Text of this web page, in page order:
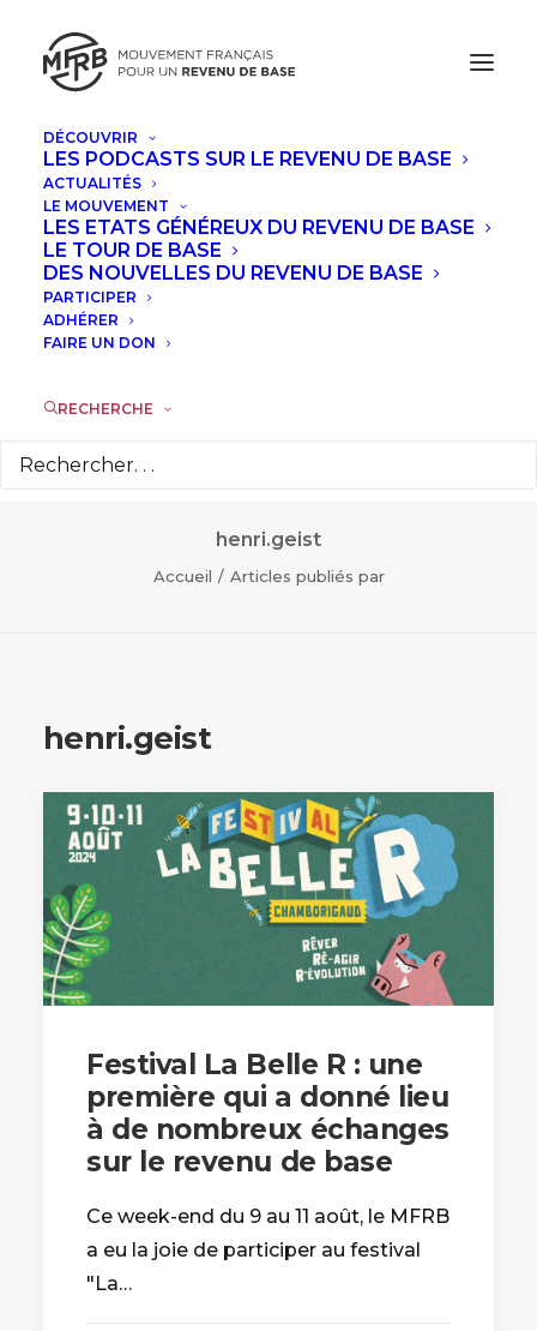
DÉCOUVRIR
LES PODCASTS SUR LE REVENU DE BASE
ACTUALITÉS
LE MOUVEMENT
LES ETATS GÉNÉREUX DU REVENU DE BASE
LE TOUR DE BASE
DES NOUVELLES DU REVENU DE BASE
PARTICIPER
ADHÉRER
FAIRE UN DON
RECHERCHE
Henri.geist
henri.geist
Accueil Articles publiés par
henri.geist
Festival La Belle R : une
première qui a donné lieu
à de nombreux échanges
sur le revenu de base
Ce week-end du 9 au 11 août, le MFRB
a eu la joie de participer au festival
"La…